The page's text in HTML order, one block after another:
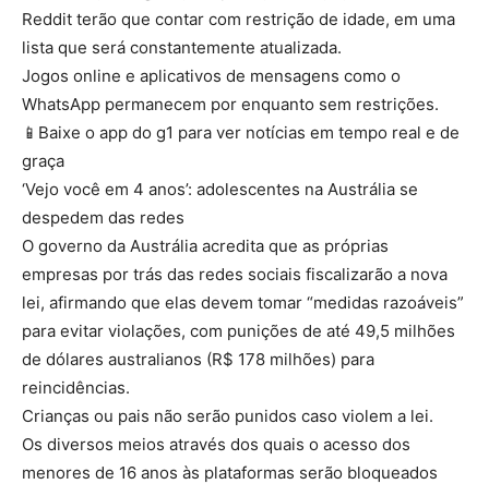
Reddit terão que contar com restrição de idade, em uma
lista que será constantemente atualizada.
Jogos online e aplicativos de mensagens como o
WhatsApp permanecem por enquanto sem restrições.
📱Baixe o app do g1 para ver notícias em tempo real e de
graça
‘Vejo você em 4 anos’: adolescentes na Austrália se
despedem das redes
O governo da Austrália acredita que as próprias
empresas por trás das redes sociais fiscalizarão a nova
lei, afirmando que elas devem tomar “medidas razoáveis”
para evitar violações, com punições de até 49,5 milhões
de dólares australianos (R$ 178 milhões) para
reincidências.
Crianças ou pais não serão punidos caso violem a lei.
Os diversos meios através dos quais o acesso dos
menores de 16 anos às plataformas serão bloqueados